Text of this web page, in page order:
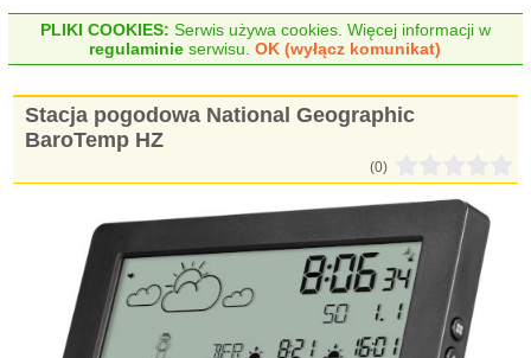
PLIKI COOKIES: Serwis używa cookies. Więcej informacji w
regulaminie serwisu.OK (wyłącz komunikat)
Stacja pogodowa National Geographic
BaroTemp HZ
(0)